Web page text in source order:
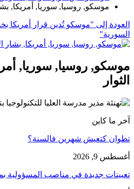
موسكو, روسيا, سوريا, أمريكا,
العودة إلى "موسكو تُدين قرار
السورية"
موسكو, روسيا, سوريا,
الثوار
آخر ما كاين
تطوان كتعيش شهرين فالسنة؟
أغسطس 9, 2026
تعيينات جديدة في مناصب المسؤولية